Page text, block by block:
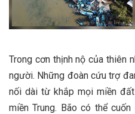
Trong cơn thịnh nộ của thiên
người. Những đoàn cứu trợ
nối dài từ khắp mọi miền
miền Trung. Bão có thể